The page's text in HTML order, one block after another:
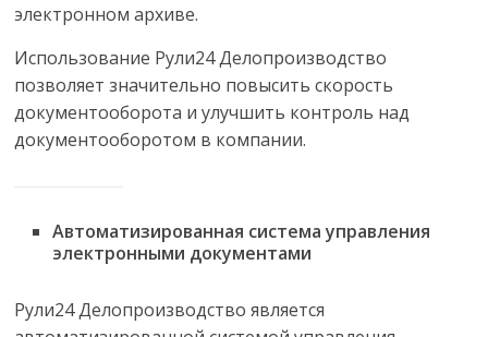
электронном архиве.
Использование Рули24 Делопроизводство
позволяет значительно повысить скорость
документооборота и улучшить контроль над
документооборотом в компании.
Автоматизированная система управления
электронными документами
Рули24 Делопроизводство является